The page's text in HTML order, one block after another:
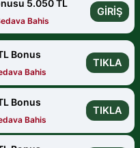
5.050 TL
Bahis
GİRİŞ
Bonus
Bahis
TIKLA
Bonus
Bahis
TIKLA